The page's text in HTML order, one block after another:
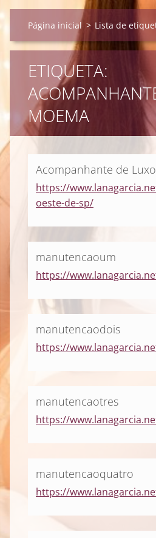
Página inicial > Lista de
ETIQUETA:
MOEMA
Acompanhante de
https://
oeste-de-sp/
manutencaoum
https://
manutencaodois
https://
manutencaotres
https://
manutencaoquatro
https://